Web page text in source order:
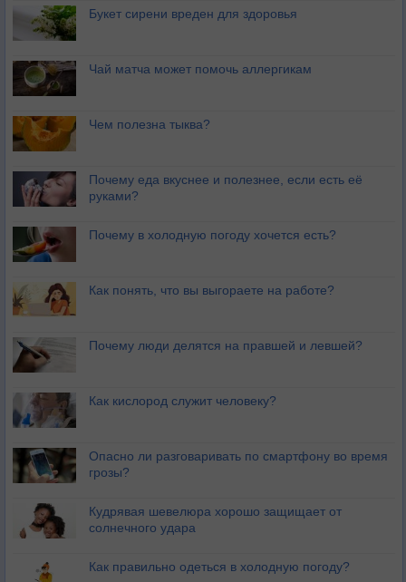
Букет сирени вреден для здоровья
Чай матча может помочь аллергикам
Чем полезна тыква?
Почему еда вкуснее и полезнее, если есть её
руками?
Почему в холодную погоду хочется есть?
Как понять, что вы выгораете на работе?
Почему люди делятся на правшей и левшей?
Как кислород служит человеку?
Опасно ли разговаривать по смартфону во время
грозы?
Кудрявая шевелюра хорошо защищает от
солнечного удара
Как правильно одеться в холодную погоду?